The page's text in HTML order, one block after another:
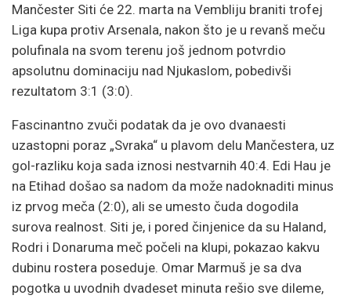
Mančester Siti će 22. marta na Vembliju braniti trofej
Liga kupa protiv Arsenala, nakon što je u revanš meču
polufinala na svom terenu još jednom potvrdio
apsolutnu dominaciju nad Njukaslom, pobedivši
rezultatom 3:1 (3:0).
Fascinantno zvuči podatak da je ovo dvanaesti
uzastopni poraz „Svraka“ u plavom delu Mančestera, uz
gol-razliku koja sada iznosi nestvarnih 40:4. Edi Hau je
na Etihad došao sa nadom da može nadoknaditi minus
iz prvog meča (2:0), ali se umesto čuda dogodila
surova realnost. Siti je, i pored činjenice da su Haland,
Rodri i Donaruma meč počeli na klupi, pokazao kakvu
dubinu rostera poseduje. Omar Marmuš je sa dva
pogotka u uvodnih dvadeset minuta rešio sve dileme,